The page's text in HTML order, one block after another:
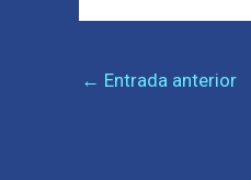
← Entrada anterior